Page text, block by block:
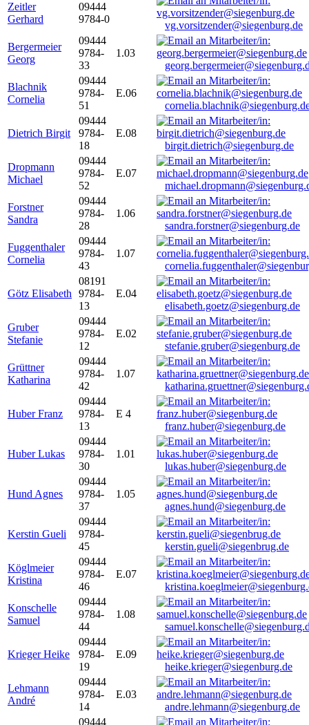
Zeitler
Gerhard
09444
9784-0
vg.vorsitzender@siegenburg.de
Bergermeier
Georg
09444
9784-
33
1.03
Blachnik
Cornelia
09444
9784-
51
E.06
Dietrich Birgit
09444
9784-
18
E.08
birgit.dietrich@siegenburg.de
Dropmann
Michael
09444
9784-
52
E.07
Forstner
Sandra
09444
9784-
28
1.06
sandra.forstner@siegenburg.de
Fuggenthaler
Cornelia
09444
9784-
43
1.07
Götz Elisabeth
08191
9784-
13
E.04
elisabeth.goetz@siegenburg.de
Gruber
Stefanie
09444
9784-
12
E.02
stefanie.gruber@siegenburg.de
Grüttner
Katharina
09444
9784-
42
1.07
Huber Franz
09444
9784-
13
E 4
franz.huber@siegenburg.de
Huber Lukas
09444
9784-
30
1.01
lukas.huber@siegenburg.de
Hund Agnes
09444
9784-
37
1.05
agnes.hund@siegenburg.de
Kerstin Gueli
09444
9784-
45
kerstin.gueli@siegenbrug.de
Köglmeier
Kristina
09444
9784-
46
E.07
Konschelle
Samuel
09444
9784-
44
1.08
Krieger Heike
09444
9784-
19
E.09
heike.krieger@siegenburg.de
Lehmann
André
09444
9784-
14
E.03
andre.lehmann@siegenburg.de
09444